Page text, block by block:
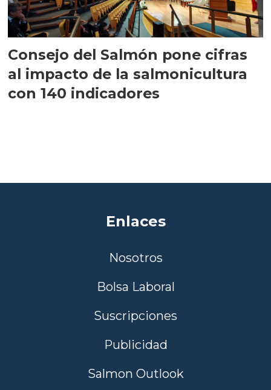
Consejo del Salmón pone cifras
al impacto de la salmonicultura
con 140 indicadores
Enlaces
Nosotros
Bolsa Laboral
Suscripciones
Publicidad
Salmon Outlook